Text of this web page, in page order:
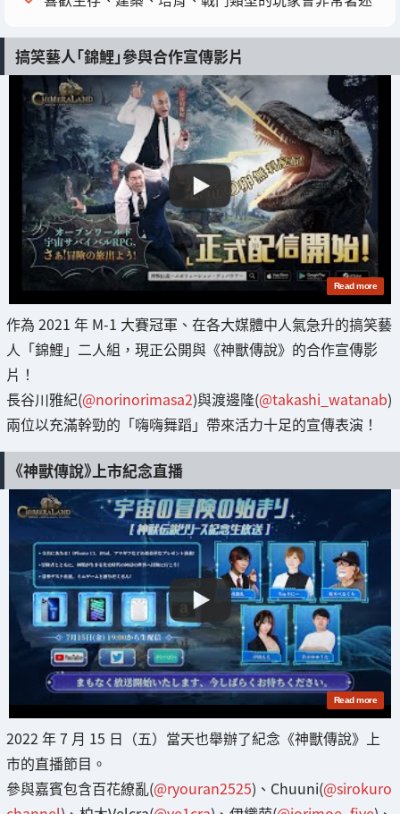
搞笑藝人「錦鯉」參與合作宣傳影片
作為 2021 年 M-1 大賽冠軍、在各大媒體中人氣急升的搞笑藝
人「錦鯉」二人組，現正公開與《神獸傳說》的合作宣傳影
片！
長谷川雅紀(@norinorimasa2)與渡邊隆(@takashi_watanab)
兩位以充滿幹勁的「嗨嗨舞蹈」帶來活力十足的宣傳表演！
《神獸傳說》上市紀念直播
2022 年 7 月 15 日（五）當天也舉辦了紀念《神獸傳說》上
市的直播節目。
參與嘉賓包含百花繚亂(@ryouran2525)、Chuuni(@sirokuro